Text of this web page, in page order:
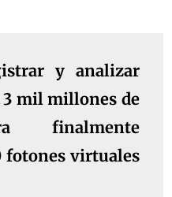
y analizar
mil millones de
finalmente
fotones virtuales